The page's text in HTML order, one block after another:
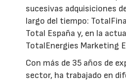
sucesivas adquisiciones
largo del tiempo:
Total España y, en la
TotalEnergies Marketing
Con más de 35 años de
sector, ha trabajado en